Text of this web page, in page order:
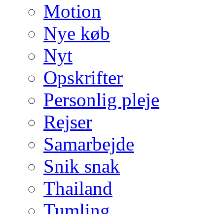
Motion
Nye køb
Nyt
Opskrifter
Personlig pleje
Rejser
Samarbejde
Snik snak
Thailand